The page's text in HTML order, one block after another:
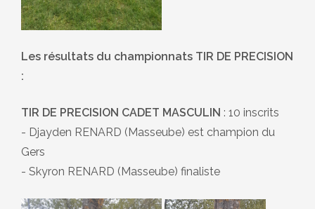
Les résultats du championnats TIR DE PRECISION
:
TIR DE PRECISION CADET MASCULIN : 10 inscrits
- Djayden RENARD (Masseube) est champion du
Gers
- Skyron RENARD (Masseube) finaliste